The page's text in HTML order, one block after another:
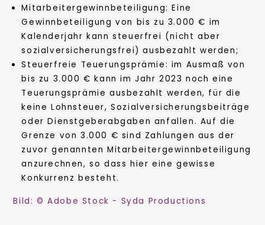
Mitarbeitergewinnbeteiligung: Eine
Gewinnbeteiligung von bis zu 3.000 € im
Kalenderjahr kann steuerfrei (nicht aber
sozialversicherungsfrei) ausbezahlt werden;
Steuerfreie Teuerungsprämie: im Ausmaß von
bis zu 3.000 € kann im Jahr 2023 noch eine
Teuerungsprämie ausbezahlt werden, für die
keine Lohnsteuer, Sozialversicherungsbeiträge
oder Dienstgeberabgaben anfallen. Auf die
Grenze von 3.000 € sind Zahlungen aus der
zuvor genannten Mitarbeitergewinnbeteiligung
anzurechnen, so dass hier eine gewisse
Konkurrenz besteht.
Bild: © Adobe Stock - Syda Productions